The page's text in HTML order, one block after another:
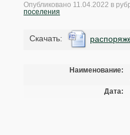
Опубликовано 11.04.2022 в
поселения
Cкачать:
Наименование:
Дата: